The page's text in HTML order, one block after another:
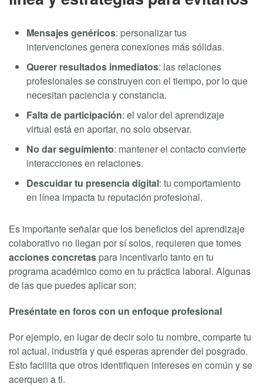
Mensajes genéricos: personalizar tus
intervenciones genera conexiones más sólidas.
Querer resultados inmediatos: las relaciones
profesionales se construyen con el tiempo, por lo que
necesitan paciencia y constancia.
Falta de participación: el valor del aprendizaje
virtual está en aportar, no solo observar.
No dar seguimiento: mantener el contacto convierte
interacciones en relaciones.
Descuidar tu presencia digital: tu comportamiento
en línea impacta tu reputación profesional.
Es importante señalar que los beneficios del aprendizaje
colaborativo no llegan por sí solos, requieren que tomes
acciones concretas para incentivarlo tanto en tu
programa académico como en tu práctica laboral. Algunas
de las que puedes aplicar son:
Preséntate en foros con un enfoque profesional
Por ejemplo, en lugar de decir solo tu nombre, comparte tu
rol actual, industria y qué esperas aprender del posgrado.
Esto facilita que otros identifiquen intereses en común y se
acerquen a ti.